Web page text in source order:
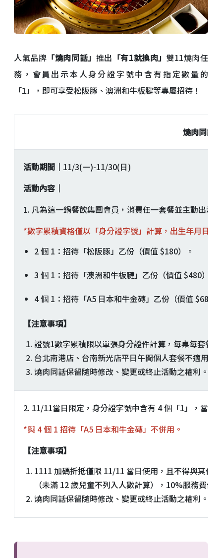
人氣品牌 「燒肉同話」 推出 「有1就換肉」 雙11燒肉任
務，會員出示本人身分證字號中含有指定數量的
「1」，即可享受松阪豚、澳洲和牛板腱等專屬招待！
燒肉同話
活動期間｜ 11/3(一)-11/30(日)
活動內容｜
1. 凡為這一鍋餐飲集團會員，消費任一套餐並主動出示
*數字累積資格僅以「身分證字號」計算，出生年月日
2 個 1：招待「松阪豚」乙份（價值 $180）。
3 個 1：招待「澳洲和牛板腱」乙份（價值 $480）。
4 個 1：招待「A5 日本和牛金磚」乙份（價值 $680
【注意事項】
證號1數字累積限以單張身分證件計算，每桌每套餐
台北南港店、台南新光店平日午間個人套餐不適用。
燒肉同話保留隨時修改、變更或終止活動之權利。
2. 11/11當日限定，身分證字號中含有 4 個「1」，當
*與 4 個 1 招待「A5 日本和牛金磚」不併用。
【注意事項】
1111 加碼折抵僅限 11/11 當日使用，且不得與其他
（未滿 12 歲兒童不列入人數計算），10%服務費依
燒肉同話保留隨時修改、變更或終止活動之權利。